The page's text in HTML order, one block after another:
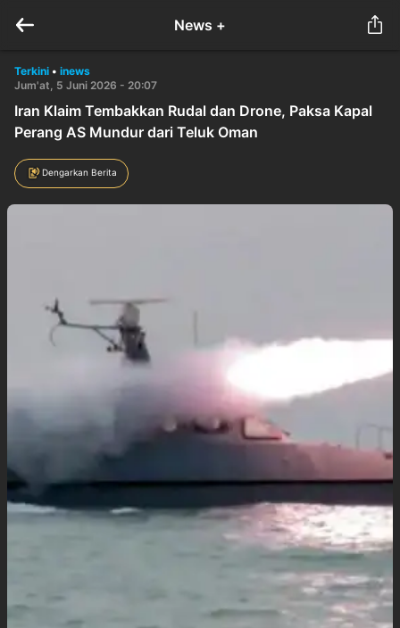
News +
Terkini • inews
Jum'at, 5 Juni 2026 - 20:07
Iran Klaim Tembakkan Rudal dan Drone, Paksa Kapal
Perang AS Mundur dari Teluk Oman
Dengarkan Berita